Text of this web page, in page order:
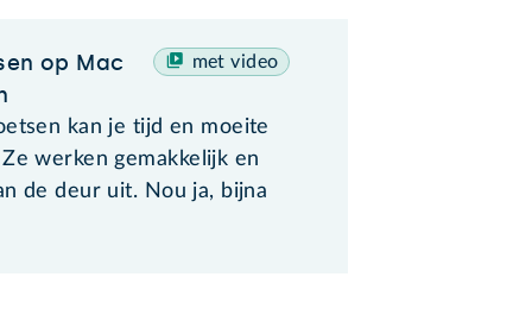
met video
op Mac
kan je tijd en moeite
werken gemakkelijk en
de deur uit. Nou ja, bijna